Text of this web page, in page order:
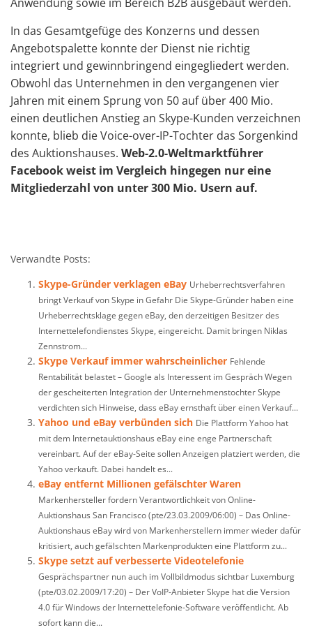
In das Gesamtgefüge des Konzerns und dessen
Angebotspalette konnte der Dienst nie richtig
integriert und gewinnbringend eingegliedert werden.
Obwohl das Unternehmen in den vergangenen vier
Jahren mit einem Sprung von 50 auf über 400 Mio.
einen deutlichen Anstieg an Skype-Kunden verzeichnen
konnte, blieb die Voice-over-IP-Tochter das Sorgenkind
des Auktionshauses. Web-2.0-Weltmarktführer
Facebook weist im Vergleich hingegen nur eine
Mitgliederzahl von unter 300 Mio. Usern auf.
Verwandte Posts:
Skype-Gründer verklagen eBay Urheberrechtsverfahren
bringt Verkauf von Skype in Gefahr Die Skype-Gründer haben eine
Urheberrechtsklage gegen eBay, den derzeitigen Besitzer des
Internettelefondienstes Skype, eingereicht. Damit bringen Niklas
Zennstrom...
Skype Verkauf immer wahrscheinlicher Fehlende
Rentabilität belastet – Google als Interessent im Gespräch Wegen
der gescheiterten Integration der Unternehmenstochter Skype
verdichten sich Hinweise, dass eBay ernsthaft über einen Verkauf...
Yahoo und eBay verbünden sich Die Plattform Yahoo hat
mit dem Internetauktionshaus eBay eine enge Partnerschaft
vereinbart. Auf der eBay-Seite sollen Anzeigen platziert werden, die
Yahoo verkauft. Dabei handelt es...
eBay entfernt Millionen gefälschter Waren
Markenhersteller fordern Verantwortlichkeit von Online-
Auktionshaus San Francisco (pte/23.03.2009/06:00) – Das Online-
Auktionshaus eBay wird von Markenherstellern immer wieder dafür
kritisiert, auch gefälschten Markenprodukten eine Plattform zu...
Skype setzt auf verbesserte Videotelefonie
Gesprächspartner nun auch im Vollbildmodus sichtbar Luxemburg
(pte/03.02.2009/17:20) – Der VoIP-Anbieter Skype hat die Version
4.0 für Windows der Internettelefonie-Software veröffentlicht. Ab
sofort kann die...